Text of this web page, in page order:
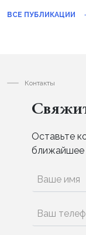
ВСЕ ПУБЛИКАЦИИ
Контакты
Оставьте
ближайшее